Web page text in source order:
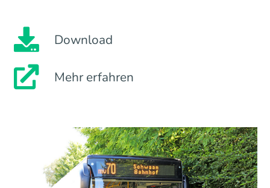
Download
Mehr erfahren